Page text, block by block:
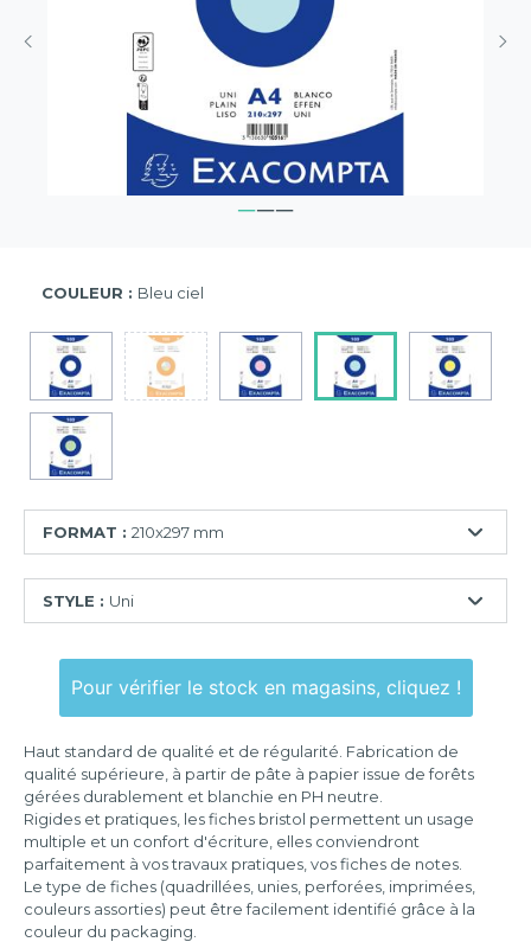
COULEUR : Bleu ciel
FORMAT : 210x297 mm
mm
100x150
mm
105x148
mm
125x200
mm
STYLE : Uni
Quadrillé
perforé
Uni
Pour vérifier le stock en magasins, cliquez !
Haut standard de qualité et de régularité. Fabrication de
qualité supérieure, à partir de pâte à papier issue de forêts
gérées durablement et blanchie en PH neutre.
Rigides et pratiques, les fiches bristol permettent un usage
multiple et un confort d'écriture, elles conviendront
parfaitement à vos travaux pratiques, vos fiches de notes.
Le type de fiches (quadrillées, unies, perforées, imprimées,
couleurs assorties) peut être facilement identifié grâce à la
couleur du packaging.